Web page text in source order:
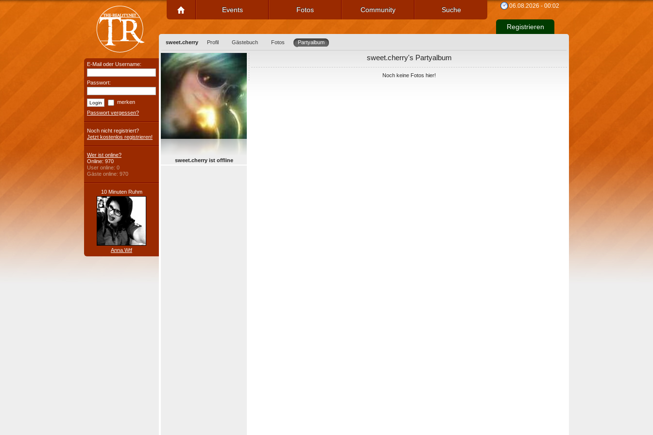
Events Fotos Community Suche 06.08.2026 - 00:02
Registrieren
sweet.cherry Profil Gästebuch Fotos Partyalbum
sweet.cherry ist offline
sweet.cherry's Partyalbum
Noch keine Fotos hier!
E-Mail oder Username:
Passwort:
merken
Passwort vergessen?
Noch nicht registriert?
Jetzt kostenlos registrieren!
Wer ist online?
Online: 970
User online: 0
Gäste online: 970
10 Minuten Ruhm
Anna.Wtf